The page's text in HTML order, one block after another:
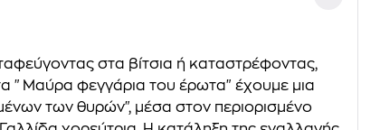
στα βίτσια ή καταστρέφοντας,
"Μαύρα φεγγάρια του έρωτα" έχουμε μια
των θυρών", μέσα στον περιορισμένο